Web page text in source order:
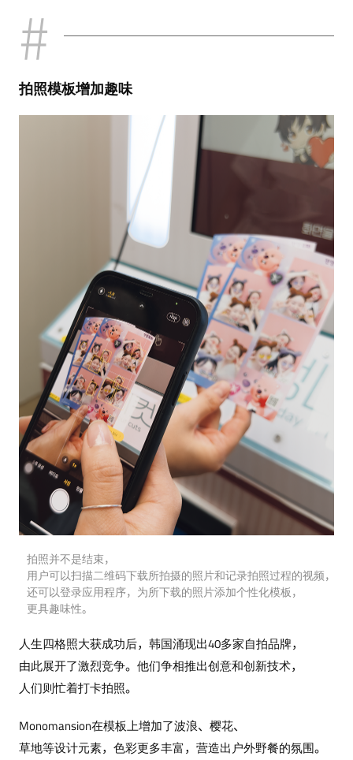
拍照模板增加趣味
拍照并不是结束，
用户可以扫描二维码下载所拍摄的照片和记录拍照过程的视频，
还可以登录应用程序，为所下载的照片添加个性化模板，
更具趣味性。
人生四格照大获成功后，韩国涌现出40多家自拍品牌，
由此展开了激烈竞争。他们争相推出创意和创新技术，
人们则忙着打卡拍照。
Monomansion在模板上增加了波浪、樱花、
草地等设计元素，色彩更多丰富，营造出户外野餐的氛围。